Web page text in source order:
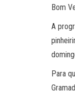
Bom
A
Para